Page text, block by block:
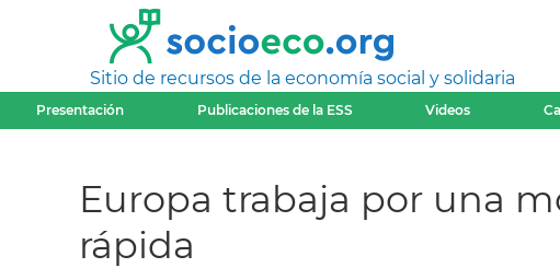
Sitio de recursos de la economía social y solidaria
Presentación Publicaciones de la ESS Videos
Europa trabaja por una
rápida